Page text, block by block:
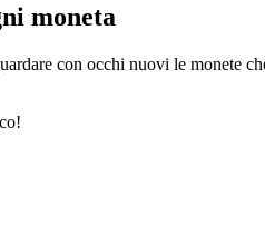
moneta
con occhi nuovi le monete